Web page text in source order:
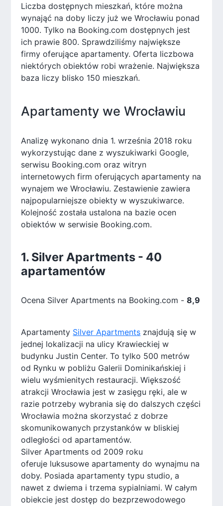
Liczba dostępnych mieszkań, które można
wynająć na doby liczy już we Wrocławiu ponad
1000. Tylko na Booking.com dostępnych jest
ich prawie 800. Sprawdziliśmy największe
firmy oferujące apartamenty. Oferta liczbowa
niektórych obiektów robi wrażenie. Największa
baza liczy blisko 150 mieszkań.
Apartamenty we Wrocławiu
Analizę wykonano dnia 1. września 2018 roku
wykorzystując dane z wyszukiwarki Google,
serwisu Booking.com oraz witryn
internetowych firm oferujących apartamenty na
wynajem we Wrocławiu. Zestawienie zawiera
najpopularniejsze obiekty w wyszukiwarce.
Kolejność została ustalona na bazie ocen
obiektów w serwisie Booking.com.
1. Silver Apartments - 40
apartamentów
Ocena Silver Apartments na Booking.com -8,9
Apartamenty Silver Apartments znajdują się w
jednej lokalizacji na ulicy Krawieckiej w
budynku Justin Center. To tylko 500 metrów
od Rynku w pobliżu Galerii Dominikańskiej i
wielu wyśmienitych restauracji. Większość
atrakcji Wrocławia jest w zasięgu ręki, ale w
razie potrzeby wybrania się do dalszych części
Wrocławia można skorzystać z dobrze
skomunikowanych przystanków w bliskiej
odległości od apartamentów.
Silver Apartments od 2009 roku
oferuje luksusowe apartamenty do wynajmu na
doby. Posiada apartamenty typu studio, a
nawet z dwiema i trzema sypialniami. W całym
obiekcie jest dostęp do bezprzewodowego